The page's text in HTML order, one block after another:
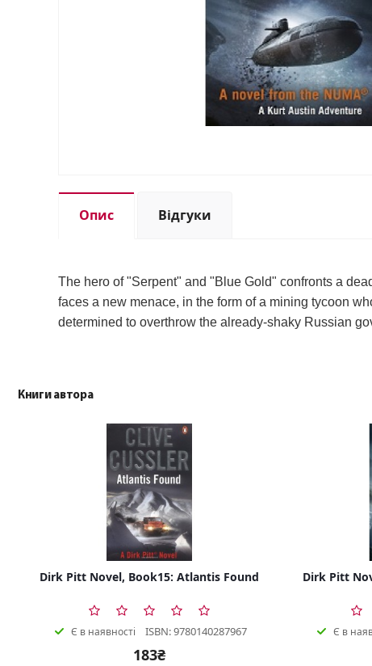
Опис Відгуки
The hero of "Serpent" and "Blue Gold" confronts a
faces a new menace, in the form of a mining tycoon
determined to overthrow the already-shaky Russian
Книги автора
Dirk Pitt Novel, Book15: Atlantis Found
Є в наявності ISBN: 9780140287967
183₴
Dirk Pitt
Є в